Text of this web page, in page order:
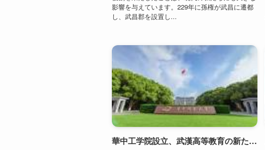
1952年、華中工学院の設立は、武漢における高等
教育の歴史において画期的な出来事でした。この
学院の誕生は、戦後の中国における教育再編成の
一環として、工業発展を支える人材育成の必要性
から生まれました。武漢は長らく中国中部の交
通・経済の要衝とし...